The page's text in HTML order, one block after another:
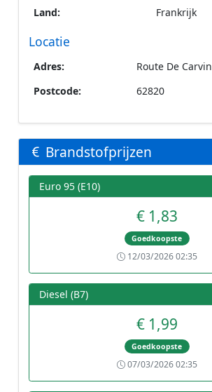
Land:
Frankrijk
Locatie
Adres:
Route De Carvin
Postcode:
62820
Brandstofprijzen
Euro 95 (E10)
€ 1,83
Goedkoopste
12/03/2026 02:35
Diesel (B7)
€ 1,99
Goedkoopste
07/03/2026 02:35